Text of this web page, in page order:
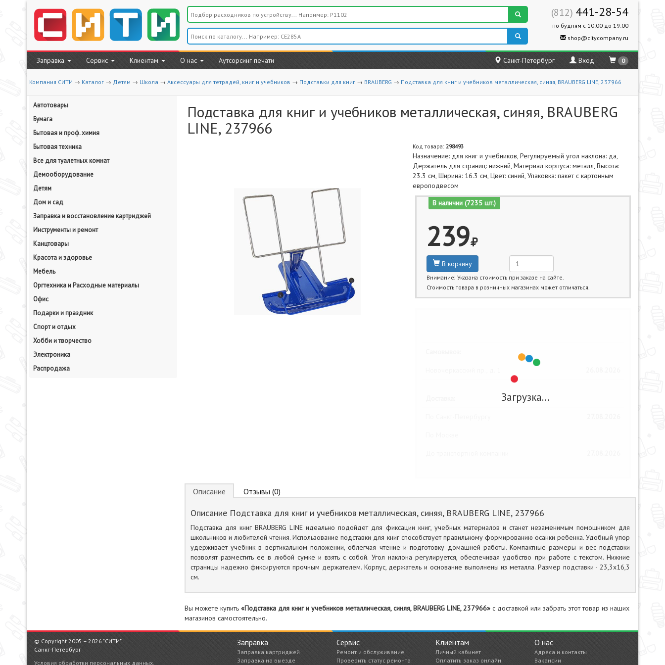
(812) 441-28-54
по будням с 10:00 до 19:00
shop@citycompany.ru
Заправка Сервис Клиентам О нас Аутсорсинг печати Санкт-Петербург Вход 0
Компания СИТИ → Каталог → Детям → Школа → Аксессуары для тетрадей, книг и учебников → Подставки для книг → BRAUBERG → Подставка для книг и учебников металлическая, синяя, BRAUBERG LINE, 237966
Автотовары
Бумага
Бытовая и проф. химия
Бытовая техника
Все для туалетных комнат
Демооборудование
Детям
Дом и сад
Заправка и восстановление картриджей
Инструменты и ремонт
Канцтовары
Красота и здоровье
Мебель
Оргтехника и Расходные материалы
Офис
Подарки и праздник
Спорт и отдых
Хобби и творчество
Электроника
Распродажа
Подставка для книг и учебников металлическая, синяя, BRAUBERG
LINE, 237966
Код товара:298493
Назначение: для книг и учебников, Регулируемый угол наклона: да,
Держатель для страниц: нижний, Материал корпуса: металл, Высота:
23.3 см, Ширина: 16.3 см, Цвет: синий, Упаковка: пакет с картонным
европодвесом
В наличии (7235 шт.)
239
В корзину
Внимание! Указана стоимость при заказе на сайте.
Стоимость товара в розничных магазинах может отличаться.
Загрузка…
Описание Отзывы (0)
Описание Подставка для книг и учебников металлическая, синяя, BRAUBERG LINE, 237966
Подставка для книг BRAUBERG LINE идеально подойдет для фиксации книг, учебных материалов и станет незаменимым помощником для
школьников и любителей чтения. Использование подставки для книг способствует правильному формированию осанки ребенка. Удобный упор
удерживает учебник в вертикальном положении, облегчая чтение и подготовку домашней работы. Компактные размеры и вес подставки
позволят разместить ее в любой сумке и взять с собой. Угол наклона регулируется, обеспечивая удобство при работе с текстом. Нижние
страницы надежно фиксируются прочным держателем. Корпус, держатель и основание выполнены из металла. Размер подставки - 23,3х16,3
см.
Вы можете купить «Подставка для книг и учебников металлическая, синяя, BRAUBERG LINE, 237966»с доставкой или забрать этот товар из наших
магазинов самостоятельно.
Заправка
Заправка картриджей
Заправка на выезде
Сервис
Ремонт и обслуживание
Проверить статус ремонта
Клиентам
Личный кабинет
Оплатить заказ онлайн
О нас
Адреса и контакты
Вакансии
© Copyright 2005 – 2026 "СИТИ"
Санкт-Петербург
Условия обработки персональных данных.